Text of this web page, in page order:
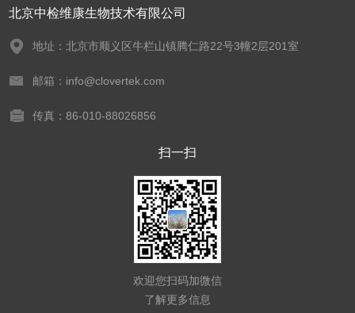
北京中检维康生物技术有限公司
地址：北京市顺义区牛栏山镇腾仁路22号3幢2层201室
邮箱：info@clovertek.com
传真：86-010-88026856
扫一扫
欢迎您扫码加微信
了解更多信息